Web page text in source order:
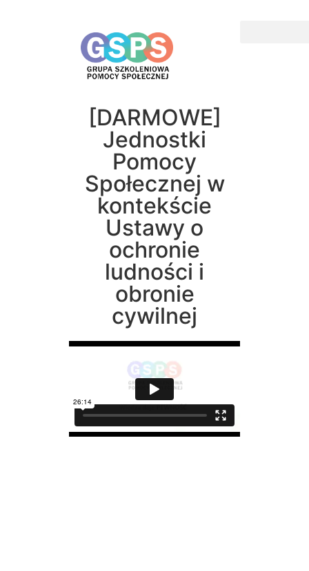
[DARMOWE]
Jednostki
Pomocy
Społecznej w
kontekście
Ustawy o
ochronie
ludności i
obronie
cywilnej